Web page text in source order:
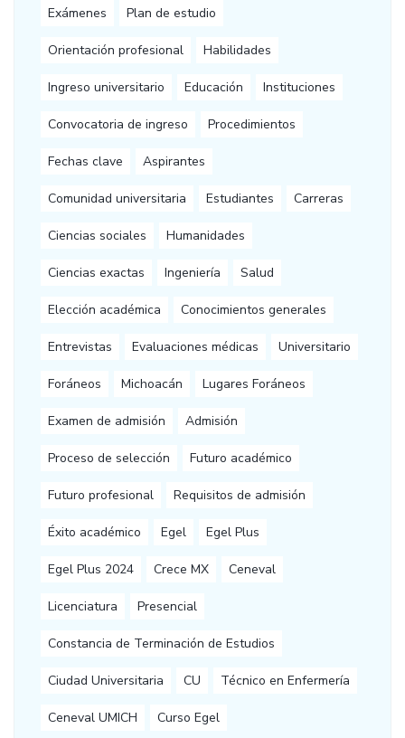
Exámenes Plan de estudio
Orientación profesional Habilidades
Ingreso universitario Educación Instituciones
Convocatoria de ingreso Procedimientos
Fechas clave Aspirantes
Comunidad universitaria Estudiantes Carreras
Ciencias sociales Humanidades
Ciencias exactas Ingeniería Salud
Elección académica Conocimientos generales
Entrevistas Evaluaciones médicas Universitario
Foráneos Michoacán Lugares Foráneos
Examen de admisión Admisión
Proceso de selección Futuro académico
Futuro profesional Requisitos de admisión
Éxito académico Egel Egel Plus
Egel Plus 2024 Crece MX Ceneval
Licenciatura Presencial
Constancia de Terminación de Estudios
Ciudad Universitaria CU Técnico en Enfermería
Ceneval UMICH Curso Egel